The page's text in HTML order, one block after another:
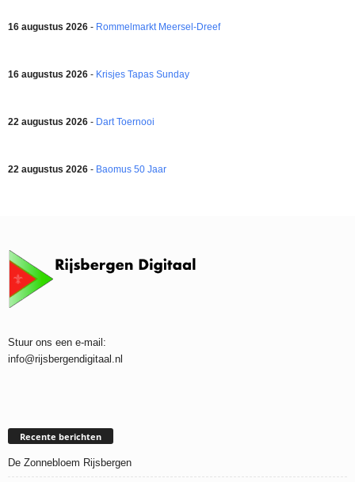
16 augustus 2026 - Rommelmarkt Meersel-Dreef
16 augustus 2026 - Krisjes Tapas Sunday
22 augustus 2026 - Dart Toernooi
22 augustus 2026 - Baomus 50 Jaar
Stuur ons een e-mail:
info@rijsbergendigitaal.nl
Recente berichten
De Zonnebloem Rijsbergen